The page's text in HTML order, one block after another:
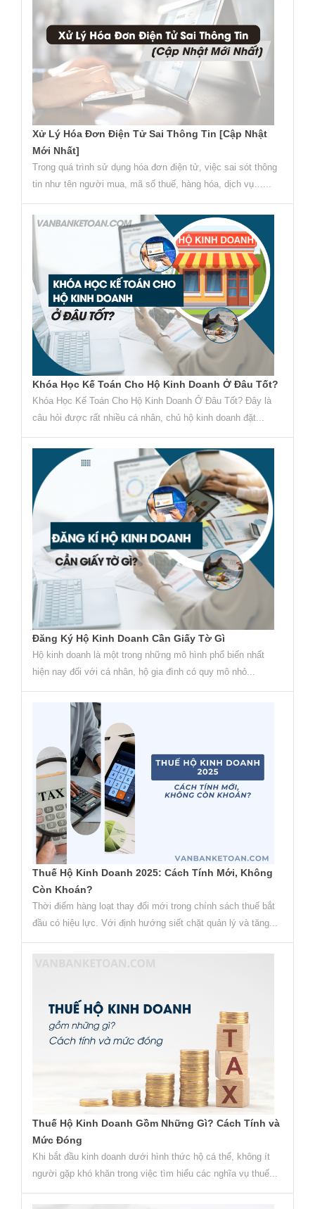
Xử Lý Hóa Đơn Điện Tử Sai Thông Tin [Cập Nhật
Mới Nhất]
Trong quá trình sử dụng hóa đơn điện tử, việc sai sót thông
tin như tên người mua, mã số thuế, hàng hóa, dịch vụ…...
Khóa Học Kế Toán Cho Hộ Kinh Doanh Ở Đâu Tốt?
Khóa Học Kế Toán Cho Hộ Kinh Doanh Ở Đâu Tốt? Đây là
câu hỏi được rất nhiều cá nhân, chủ hộ kinh doanh đặt...
Đăng Ký Hộ Kinh Doanh Cần Giấy Tờ Gì
Hộ kinh doanh là một trong những mô hình phổ biến nhất
hiện nay đối với cá nhân, hộ gia đình có quy mô nhỏ...
Thuế Hộ Kinh Doanh 2025: Cách Tính Mới, Không
Còn Khoán?
Thời điểm hàng loạt thay đổi mới trong chính sách thuế bắt
đầu có hiệu lực. Với định hướng siết chặt quản lý và tăng...
Thuế Hộ Kinh Doanh Gồm Những Gì? Cách Tính và
Mức Đóng
Khi bắt đầu kinh doanh dưới hình thức hộ cá thể, không ít
người gặp khó khăn trong việc tìm hiểu các nghĩa vụ thuế...